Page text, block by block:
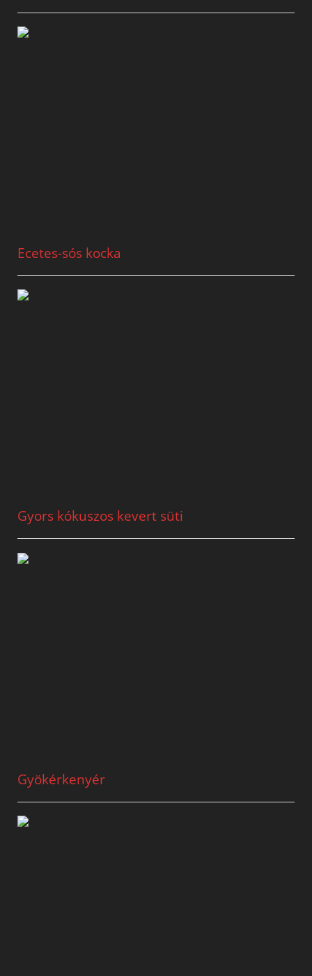
Ecetes-sós kocka
Gyors kókuszos kevert süti
Gyökérkenyér